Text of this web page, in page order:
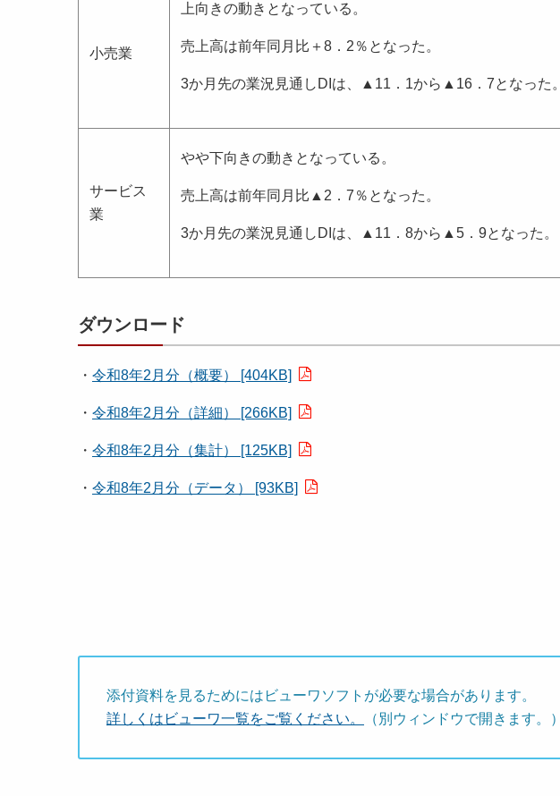
小売業
上向きの動きとなっている。
売上高は前年同月比＋8．2％となった。
3か月先の業況見通しDIは、▲11．1から▲16．7となった。
サービス
業
やや下向きの動きとなっている。
売上高は前年同月比▲2．7％となった。
3か月先の業況見通しDIは、▲11．8から▲5．9となった。
ダウンロード
・ 令和8年2月分（概要） [404KB]
・ 令和8年2月分（詳細） [266KB]
・ 令和8年2月分（集計） [125KB]
・ 令和8年2月分（データ） [93KB]
添付資料を見るためにはビューワソフトが必要な場合があります。
詳しくはビューワ一覧をご覧ください。
（別ウィンドウで開きます。）